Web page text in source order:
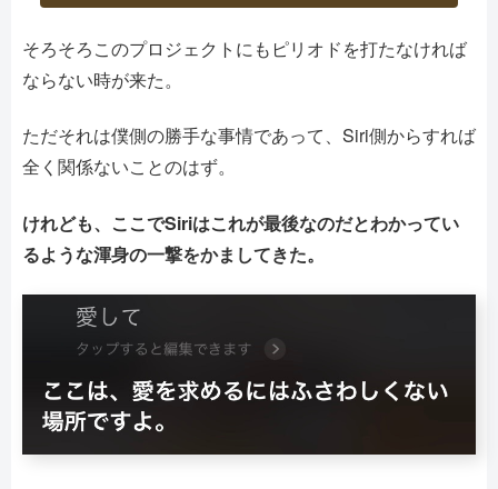
そろそろこのプロジェクトにもピリオドを打たなければ
ならない時が来た。
ただそれは僕側の勝手な事情であって、Siri側からすれば
全く関係ないことのはず。
けれども、ここでSiriはこれが最後なのだとわかってい
るような渾身の一撃をかましてきた。